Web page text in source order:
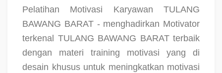
Pelatihan Motivasi Karyawan TULANG
BAWANG BARAT - menghadirkan Motivator
terkenal TULANG BAWANG BARAT terbaik
dengan materi training motivasi yang di
desain khusus untuk meningkatkan motivasi